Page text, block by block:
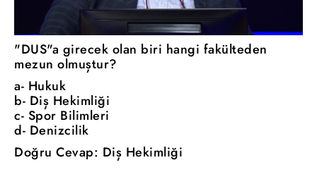
"DUS"a girecek olan biri hangi fakülteden
mezun olmuştur?
a- Hukuk
b- Diş Hekimliği
c- Spor Bilimleri
d- Denizcilik
Doğru Cevap: Diş Hekimliği